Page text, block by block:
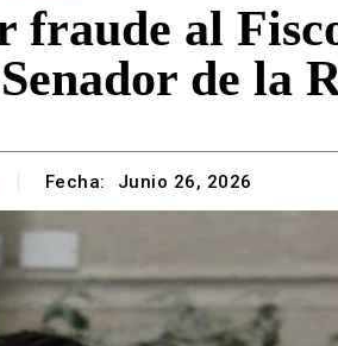
fraude al
de la
Fecha: Junio 26, 2026